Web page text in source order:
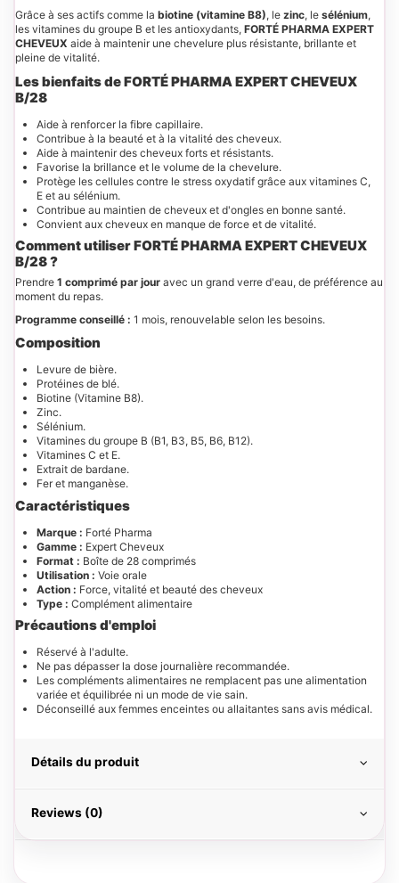
Grâce à ses actifs comme la biotine (vitamine B8), le zinc, le sélénium,
les vitamines du groupe B et les antioxydants, FORTÉ PHARMA EXPERT
CHEVEUX aide à maintenir une chevelure plus résistante, brillante et
pleine de vitalité.
Les bienfaits de FORTÉ PHARMA EXPERT CHEVEUX
B/28
Aide à renforcer la fibre capillaire.
Contribue à la beauté et à la vitalité des cheveux.
Aide à maintenir des cheveux forts et résistants.
Favorise la brillance et le volume de la chevelure.
Protège les cellules contre le stress oxydatif grâce aux vitamines C,
E et au sélénium.
Contribue au maintien de cheveux et d'ongles en bonne santé.
Convient aux cheveux en manque de force et de vitalité.
Comment utiliser FORTÉ PHARMA EXPERT CHEVEUX
B/28 ?
Prendre 1 comprimé par jour avec un grand verre d'eau, de préférence au
moment du repas.
Programme conseillé : 1 mois, renouvelable selon les besoins.
Composition
Levure de bière.
Protéines de blé.
Biotine (Vitamine B8).
Zinc.
Sélénium.
Vitamines du groupe B (B1, B3, B5, B6, B12).
Vitamines C et E.
Extrait de bardane.
Fer et manganèse.
Caractéristiques
Marque : Forté Pharma
Gamme : Expert Cheveux
Format : Boîte de 28 comprimés
Utilisation : Voie orale
Action : Force, vitalité et beauté des cheveux
Type : Complément alimentaire
Précautions d'emploi
Réservé à l'adulte.
Ne pas dépasser la dose journalière recommandée.
Les compléments alimentaires ne remplacent pas une alimentation
variée et équilibrée ni un mode de vie sain.
Déconseillé aux femmes enceintes ou allaitantes sans avis médical.
Détails du produit
Reviews (0)